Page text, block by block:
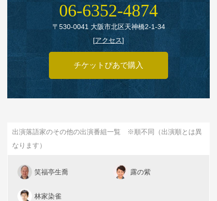
06‑6352‑4874
〒530‑0041 大阪市北区天神橋2‑1‑34
[アクセス]
チケットぴあで購入
出演落語家のその他の出演番組一覧 ※順不同（出演順とは異
なります）
笑福亭生喬 露の紫
林家染雀